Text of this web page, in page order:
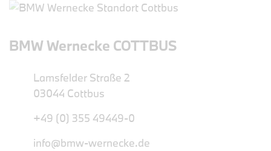
BMW Wernecke COTTBUS
Lamsfelder Straße 2
03044 Cottbus
+49 (0) 355 49449-0
info@bmw-wernecke.de